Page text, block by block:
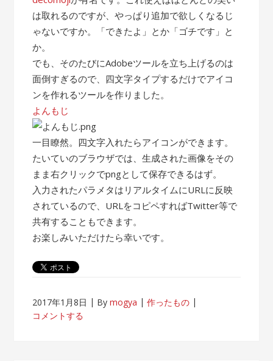
は取れるのですが、やっぱり追加で欲しくなるじ
ゃないですか。「できたよ」とか「ゴチです」と
か。
でも、そのたびにAdobeツールを立ち上げるのは
面倒すぎるので、四文字タイプするだけでアイコ
ンを作れるツールを作りました。
よんもじ
一目瞭然。四文字入れたらアイコンができます。
たいていのブラウザでは、生成された画像をその
まま右クリックでpngとして保存できるはず。
入力されたパラメタはリアルタイムにURLに反映
されているので、URLをコピペすればTwitter等で
共有することもできます。
お楽しみいただけたら幸いです。
2017年1月8日 Bymogya
作ったもの
コメントする